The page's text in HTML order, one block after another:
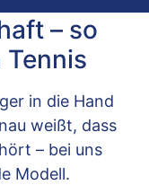
– so
in die Hand
weißt, dass
– bei uns
Modell.